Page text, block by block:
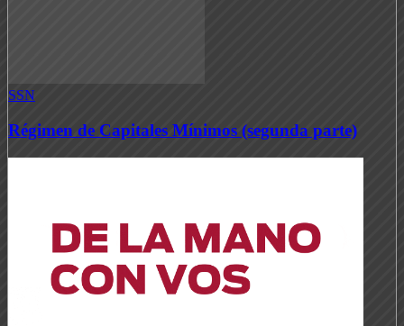
SSN
Régimen de Capitales Mínimos (segunda parte)